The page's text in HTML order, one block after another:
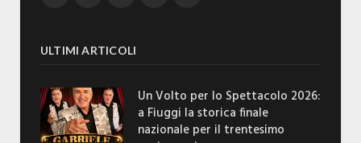
ULTIMI ARTICOLI
Un Volto per lo Spettacolo 2026:
a Fiuggi la storica finale
nazionale per il trentesimo